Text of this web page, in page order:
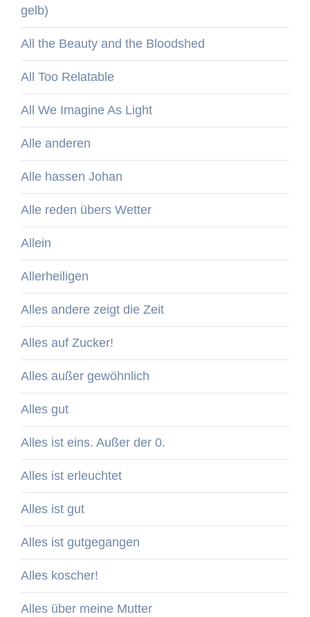
gelb)
All the Beauty and the Bloodshed
All Too Relatable
All We Imagine As Light
Alle anderen
Alle hassen Johan
Alle reden übers Wetter
Allein
Allerheiligen
Alles andere zeigt die Zeit
Alles auf Zucker!
Alles außer gewöhnlich
Alles gut
Alles ist eins. Außer der 0.
Alles ist erleuchtet
Alles ist gut
Alles ist gutgegangen
Alles koscher!
Alles über meine Mutter